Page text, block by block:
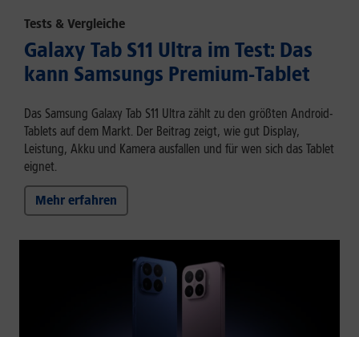
Tests & Vergleiche
Galaxy Tab S11 Ultra im Test: Das
kann Samsungs Premium-Tablet
Das Samsung Galaxy Tab S11 Ultra zählt zu den größten Android-
Tablets auf dem Markt. Der Beitrag zeigt, wie gut Display,
Leistung, Akku und Kamera ausfallen und für wen sich das Tablet
eignet.
Mehr erfahren